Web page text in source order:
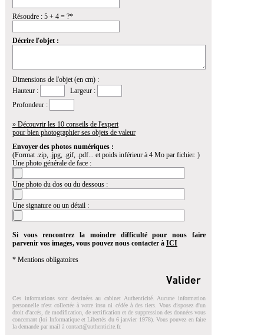
Résoudre : 5 + 4 = ?*
Décrire l'objet :
Dimensions de l'objet (en cm) :
Hauteur :
Largeur :
Profondeur :
» Découvrir les 10 conseils de l'expert
pour bien photographier ses objets de valeur
Envoyer des photos numériques :
(Format .zip, .jpg, .gif, .pdf... et poids inférieur à 4 Mo par fichier. )
Une photo générale de face :
Une photo du dos ou du dessous :
Une signature ou un détail :
Si vous rencontrez la moindre difficulté pour nous faire
parvenir vos images, vous pouvez nous contacter à ICI
* Mentions obligatoires
Ces informations sont destinées au cabinet Authenticité. Aucune information
personnelle n'est collectée à votre insu ni cédée à des tiers. Vous disposez d'un
droit d'accés, de modification, de rectification et de suppression des données vous
concernant (loi Informatique et Libertés du 6 janvier 1978). Vous pouvez en faire
la demande par mail à contact@authenticite.fr.